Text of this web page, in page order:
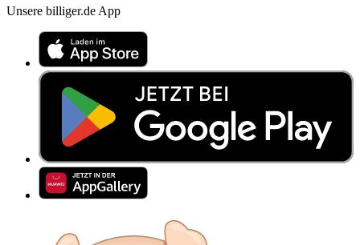
Unsere billiger.de App